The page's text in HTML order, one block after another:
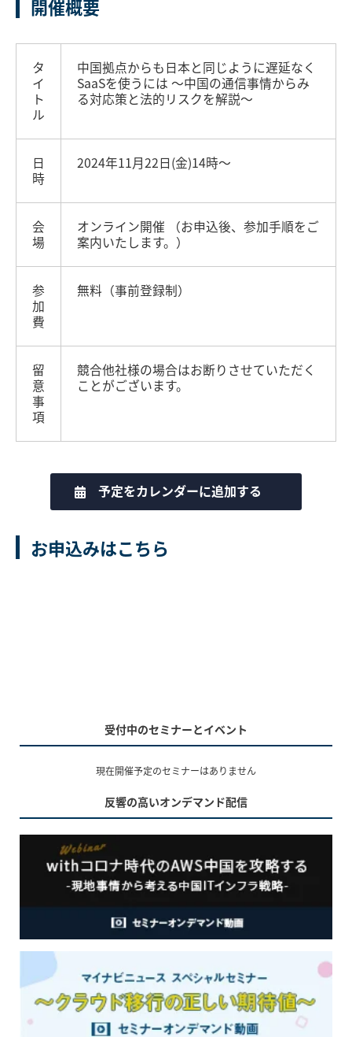
開催概要
タ
イ
ト
ル
中国拠点からも日本と同じように遅延なく
SaaSを使うには ～中国の通信事情からみ
る対応策と法的リスクを解説～
日
時
2024年11月22日(金)14時～
会
場
オンライン開催 （お申込後、参加手順をご
案内いたします。）
参
加
費
無料（事前登録制）
留
意
事
項
競合他社様の場合はお断りさせていただく
ことがございます。
予定をカレンダーに追加する
お申込みはこちら
受付中のセミナーとイベント
現在開催予定のセミナーはありません
反響の高いオンデマンド配信